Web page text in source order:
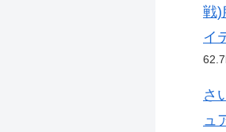
戦)
イ
さ
ュ